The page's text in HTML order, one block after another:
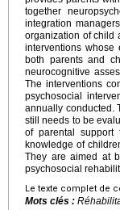
together
integration
organization of child
interventions whose
both parents and
neurocognitive
The interventions
psychosocial
annually conducted.
still needs to be
of parental support
knowledge of
They are aimed at
psychosocial
Le texte complet de
Mots clés :